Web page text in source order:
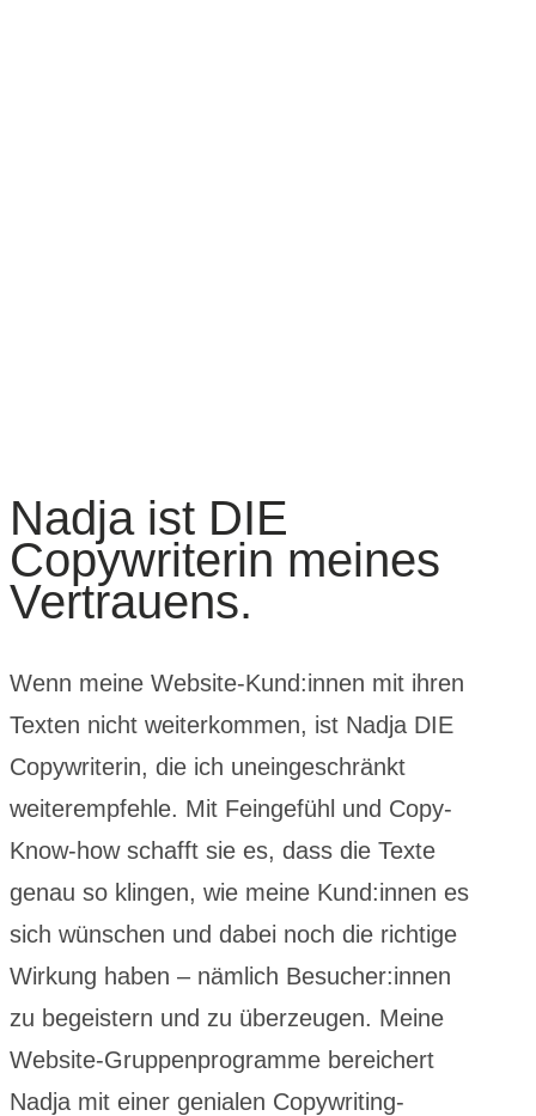
Nadja ist DIE
Copywriterin meines
Vertrauens.
Wenn meine Website-Kund:innen mit ihren
Texten nicht weiterkommen, ist Nadja DIE
Copywriterin, die ich uneingeschränkt
weiterempfehle. Mit Feingefühl und Copy-
Know-how schafft sie es, dass die Texte
genau so klingen, wie meine Kund:innen es
sich wünschen und dabei noch die richtige
Wirkung haben – nämlich Besucher:innen
zu begeistern und zu überzeugen. Meine
Website-Gruppenprogramme bereichert
Nadja mit einer genialen Copywriting-